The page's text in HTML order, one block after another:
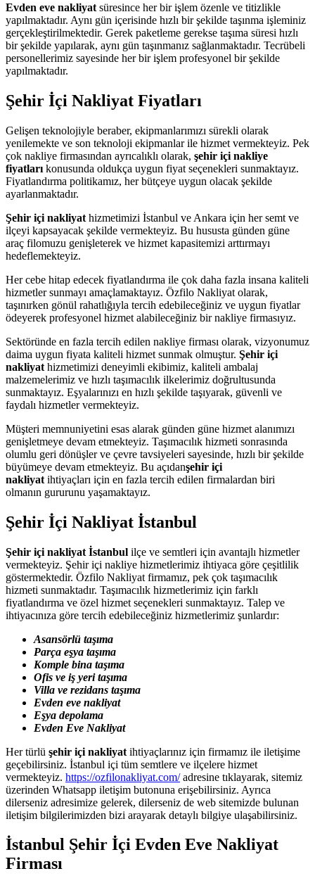
Evden eve nakliyat süresince her bir işlem özenle ve titizlikle
yapılmaktadır. Aynı gün içerisinde hızlı bir şekilde taşınma işleminiz
gerçekleştirilmektedir. Gerek paketleme gerekse taşıma süresi hızlı
bir şekilde yapılarak, aynı gün taşınmanız sağlanmaktadır. Tecrübeli
personellerimiz sayesinde her bir işlem profesyonel bir şekilde
yapılmaktadır.
Şehir İçi Nakliyat Fiyatları
Gelişen teknolojiyle beraber, ekipmanlarımızı sürekli olarak
yenilemekte ve son teknoloji ekipmanlar ile hizmet vermekteyiz. Pek
çok nakliye firmasından ayrıcalıklı olarak, şehir içi nakliye
fiyatları konusunda oldukça uygun fiyat seçenekleri sunmaktayız.
Fiyatlandırma politikamız, her bütçeye uygun olacak şekilde
ayarlanmaktadır.
Şehir içi nakliyat hizmetimizi İstanbul ve Ankara için her semt ve
ilçeyi kapsayacak şekilde vermekteyiz. Bu hususta günden güne
araç filomuzu genişleterek ve hizmet kapasitemizi arttırmayı
hedeflemekteyiz.
Her cebe hitap edecek fiyatlandırma ile çok daha fazla insana kaliteli
hizmetler sunmayı amaçlamaktayız. Özfilo Nakliyat olarak,
taşınırken gönül rahatlığıyla tercih edebileceğiniz ve uygun fiyatlar
ödeyerek profesyonel hizmet alabileceğiniz bir nakliye firmasıyız.
Sektöründe en fazla tercih edilen nakliye firması olarak, vizyonumuz
daima uygun fiyata kaliteli hizmet sunmak olmuştur. Şehir içi
nakliyat hizmetimizi deneyimli ekibimiz, kaliteli ambalaj
malzemelerimiz ve hızlı taşımacılık ilkelerimiz doğrultusunda
sunmaktayız. Eşyalarınızı en hızlı şekilde taşıyarak, güvenli ve
faydalı hizmetler vermekteyiz.
Müşteri memnuniyetini esas alarak günden güne hizmet alanımızı
genişletmeye devam etmekteyiz. Taşımacılık hizmeti sonrasında
olumlu geri dönüşler ve çevre tavsiyeleri sayesinde, hızlı bir şekilde
büyümeye devam etmekteyiz. Bu açıdanşehir içi
nakliyat ihtiyaçları için en fazla tercih edilen firmalardan biri
olmanın gururunu yaşamaktayız.
Şehir İçi Nakliyat İstanbul
Şehir içi nakliyat İstanbul ilçe ve semtleri için avantajlı hizmetler
vermekteyiz. Şehir içi nakliye hizmetlerimiz ihtiyaca göre çeşitlilik
göstermektedir. Özfilo Nakliyat firmamız, pek çok taşımacılık
hizmeti sunmaktadır. Taşımacılık hizmetlerimiz için farklı
fiyatlandırma ve özel hizmet seçenekleri sunmaktayız. Talep ve
ihtiyacınıza göre tercih edebileceğiniz hizmetlerimiz şunlardır:
Asansörlü taşıma
Parça eşya taşıma
Komple bina taşıma
Ofis ve iş yeri taşıma
Villa ve rezidans taşıma
Evden eve nakliyat
Eşya depolama
Evden Eve Nakliyat
Her türlü şehir içi nakliyat ihtiyaçlarınız için firmamız ile iletişime
geçebilirsiniz. İstanbul içi tüm semtlere ve ilçelere hizmet
vermekteyiz. https://ozfilonakliyat.com/adresine tıklayarak, sitemiz
üzerinden Whatsapp iletişim butonuna erişebilirsiniz. Ayrıca
dilerseniz adresimize gelerek, dilerseniz de web sitemizde bulunan
iletişim bilgilerimizden bizi arayarak detaylı bilgiye ulaşabilirsiniz.
İstanbul Şehir İçi Evden Eve Nakliyat
Firması